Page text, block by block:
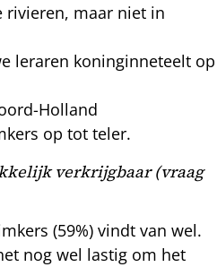
rivieren, maar niet in
leraren koninginneteelt op
Holland
op tot teler.
verkrijgbaar (vraag
(59%) vindt van wel.
nog wel lastig om het